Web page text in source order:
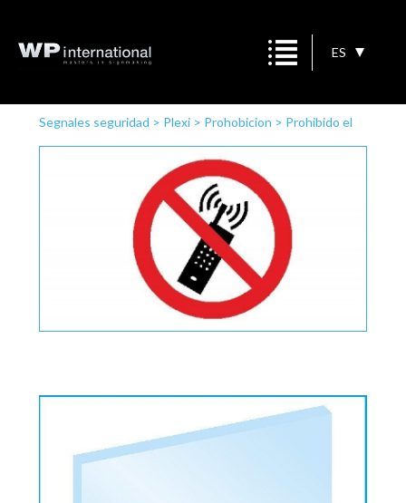
ES
Segnales seguridad > Plexi> Prohobicion > Prohibido el